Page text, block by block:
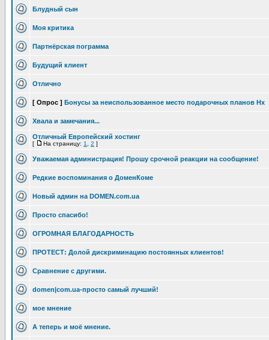
Блудный сын
Моя критика
Партнёрская пограмма
Будущий клиент
Отлично
[ Опрос ] Бонусы за неиспользованное место подарочных планов Hx
Хвала и замечания...
Отличный Европейский хостинг
[ На страницу: 1 2 ]
Уважаемая администрация! Прошу срочной реакции на сообщение!
Редкие воспоминания о ДоменКоме
Новый админ на DOMEN.com.ua
Просто спасибо!
ОГРОМНАЯ БЛАГОДАРНОСТЬ
ПРОТЕСТ: Долой дискриминацию постоянных клиентов!
Сравнение с другими.
domen|com.ua-просто самый лучший!
мое мнение
А теперь и моё мнение.